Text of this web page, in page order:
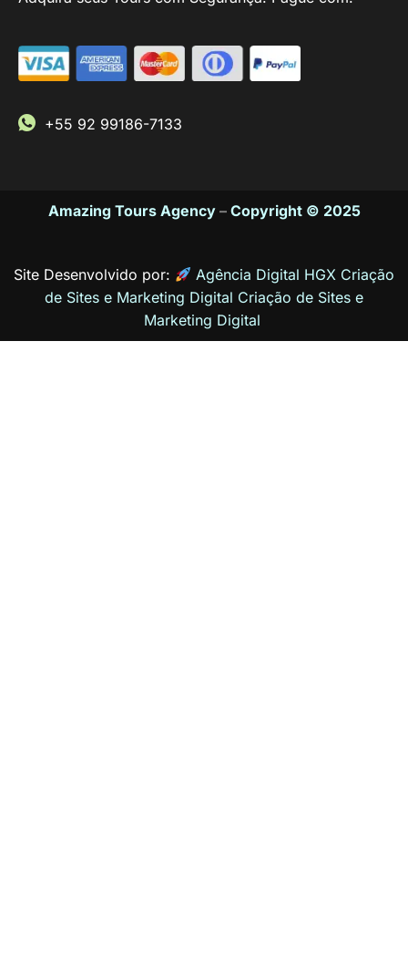
+55 92 99186-7133
Amazing Tours Agency– Copyright © 2025
Site Desenvolvido por:
Agência Digital HGX Criação
de Sites e Marketing Digital Criação de Sites e
Marketing Digital